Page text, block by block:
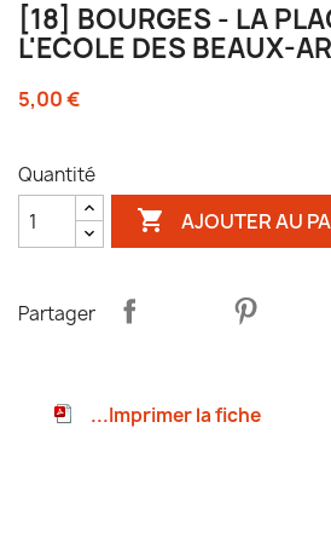
[18] BOURGES - LA
L'ECOLE DES BEAUX-
5,00 €
Quantité
 AJOUTER AU
Partager
...Imprimer la fiche